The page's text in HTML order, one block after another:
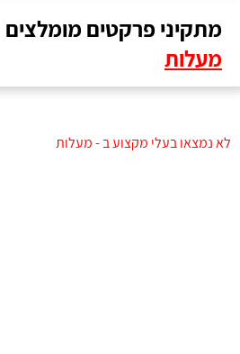
מתקיני פרקטים מומלצים
מעלות
לא נמצאו בעלי מקצוע ב - מעלות